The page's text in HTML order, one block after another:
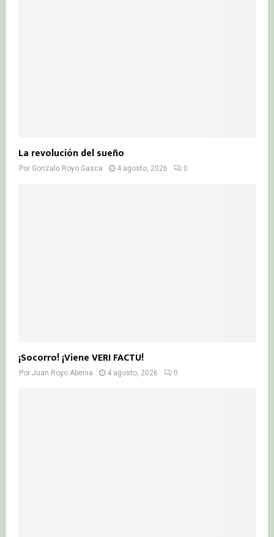
La revolución del sueño
Por Gonzalo Royo Gasca 4 agosto, 2026 0
¡Socorro! ¡Viene VERI FACTU!
Por Juan Royo Abenia 4 agosto, 2026 0